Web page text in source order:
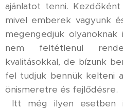
ajánlatot tenni.
mivel emberek vagyunk
megengedjük
nem feltétlenül
kvalitásokkal, de bízunk
fel tudjuk bennük kelteni
önismeretre és fejlődésre.
Itt még ilyen esetben